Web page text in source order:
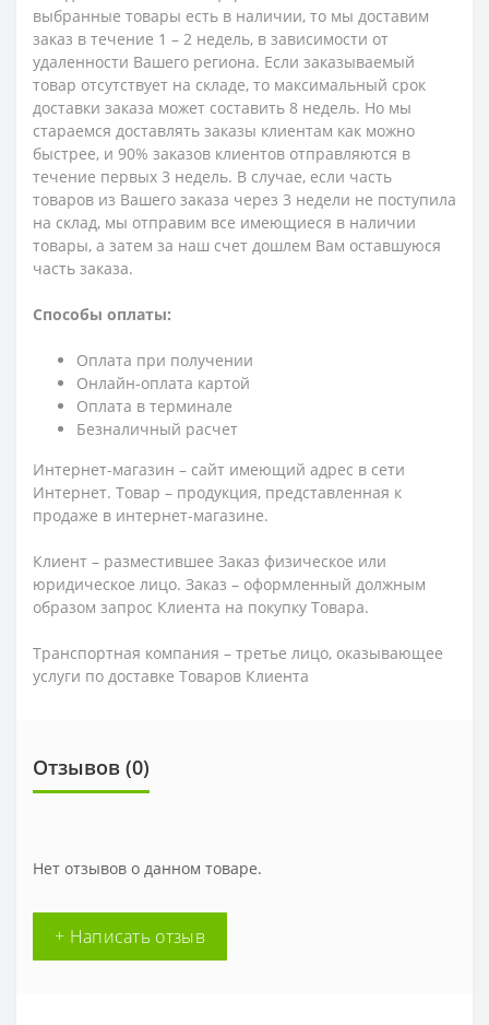
выбранные товары есть в наличии, то мы доставим
заказ в течение 1 – 2 недель, в зависимости от
удаленности Вашего региона. Если заказываемый
товар отсутствует на складе, то максимальный срок
доставки заказа может составить 8 недель. Но мы
стараемся доставлять заказы клиентам как можно
быстрее, и 90% заказов клиентов отправляются в
течение первых 3 недель. В случае, если часть
товаров из Вашего заказа через 3 недели не поступила
на склад, мы отправим все имеющиеся в наличии
товары, а затем за наш счет дошлем Вам оставшуюся
часть заказа.
Способы оплаты:
Оплата при получении
Онлайн-оплата картой
Оплата в терминале
Безналичный расчет
Интернет-магазин – сайт имеющий адрес в сети
Интернет. Товар – продукция, представленная к
продаже в интернет-магазине.
Клиент – разместившее Заказ физическое или
юридическое лицо. Заказ – оформленный должным
образом запрос Клиента на покупку Товара.
Транспортная компания – третье лицо, оказывающее
услуги по доставке Товаров Клиента
Отзывов (0)
Нет отзывов о данном товаре.
+ Написать отзыв